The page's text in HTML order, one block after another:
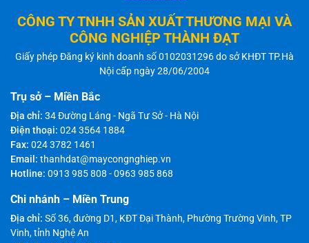
CÔNG TY TNHH SẢN XUẤT THƯƠNG MẠI VÀ
CÔNG NGHIỆP THÀNH ĐẠT
Giấy phép Đăng ký kinh doanh số 0102031296 do sở KHĐT TP.Hà
Nội cấp ngày 28/06/2004
Trụ sở – Miền Bắc
Địa chỉ: 34 Đường Láng - Ngã Tư Sở - Hà Nội
Điện thoại: 024 3564 1884
Fax: 024 3782 1461
Email: thanhdat@maycongnghiep.vn
Hotline: 0913 985 808 -0963 985 868
Chi nhánh – Miền Trung
Địa chỉ: Số 36, đường D1, KĐT Đại Thành, Phường Trường Vinh, TP
Vinh, tỉnh Nghệ An